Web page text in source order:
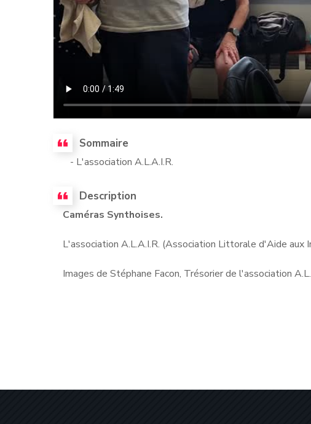
Sommaire
- L'association A.L.A.I.R.
Description
Caméras Synthoises.
L'association A.L.A.I.R. (Association Littorale d'Aide aux
Images de Stéphane Facon, Trésorier de l'association